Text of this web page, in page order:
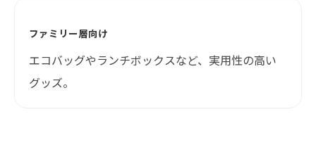
ファミリー層向け
エコバッグやランチボックスなど、実用性の高い
グッズ。